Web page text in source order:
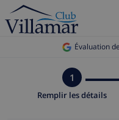
Évaluation
1
Remplir les détails